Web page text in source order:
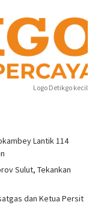
Logo Detikgo kecil
Lantik 114
Sulut, Tekankan
dan Ketua Persit